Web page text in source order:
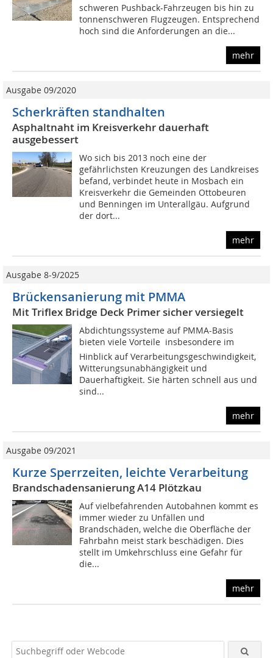
schweren Pushback-Fahrzeugen bis hin zu
tonnenschweren Flugzeugen. Entsprechend
hoch sind die Anforderungen an die...
mehr
Ausgabe 09/2020
Scherkräften standhalten
Asphaltnaht im Kreisverkehr dauerhaft
ausgebessert
Wo sich bis 2013 noch eine der
gefährlichsten Kreuzungen des Landkreises
befand, verbindet heute in Mosbach ein
Kreisverkehr die Gemeinden Ottobeuren
und Benningen im Unterallgäu. Aufgrund
der dort...
mehr
Ausgabe 8-9/2025
Brückensanierung mit PMMA
Mit Triflex Bridge Deck Primer sicher versiegelt
Abdichtungssysteme auf PMMA-Basis
bieten viele Vorteile  insbesondere im
Hinblick auf Verarbeitungsgeschwindigkeit,
Witterungsunabhängigkeit und
Dauerhaftigkeit. Sie härten schnell aus und
sind...
mehr
Ausgabe 09/2021
Kurze Sperrzeiten, leichte Verarbeitung
Brandschadensanierung A14 Plötzkau
Auf vielbefahrenden Autobahnen kommt es
immer wieder zu Unfällen und
Brandschäden, welche die Oberfläche der
Fahrbahn meist stark beschädigen. Dies
stellt im Umkehrschluss eine Gefahr für
die...
mehr